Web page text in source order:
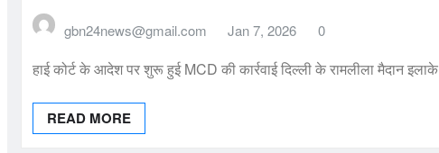
gbn24news@gmail.com Jan 7, 2026 0
हाई कोर्ट के आदेश पर शुरू हुई MCD की कार्रवाई दिल्ली के रामलीला मैदान
READ MORE